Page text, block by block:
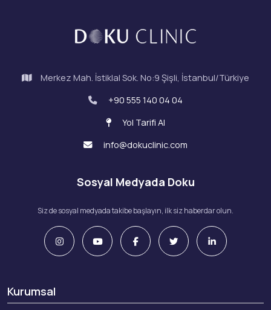
Merkez Mah. İstiklal Sok. No:9 Şişli, İstanbul/Türkiye
+90 555 140 04 04
Yol Tarifi Al
info@dokuclinic.com
Sosyal Medyada Doku
Siz de sosyal medyada takibe başlayın, ilk siz haberdar olun.
Kurumsal